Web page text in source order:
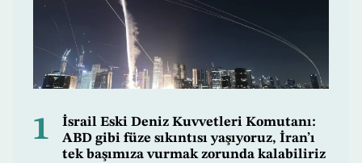
1
İsrail Eski Deniz Kuvvetleri Komutanı:
ABD gibi füze sıkıntısı yaşıyoruz, İran’ı
tek başımıza vurmak zorunda kalabiliriz